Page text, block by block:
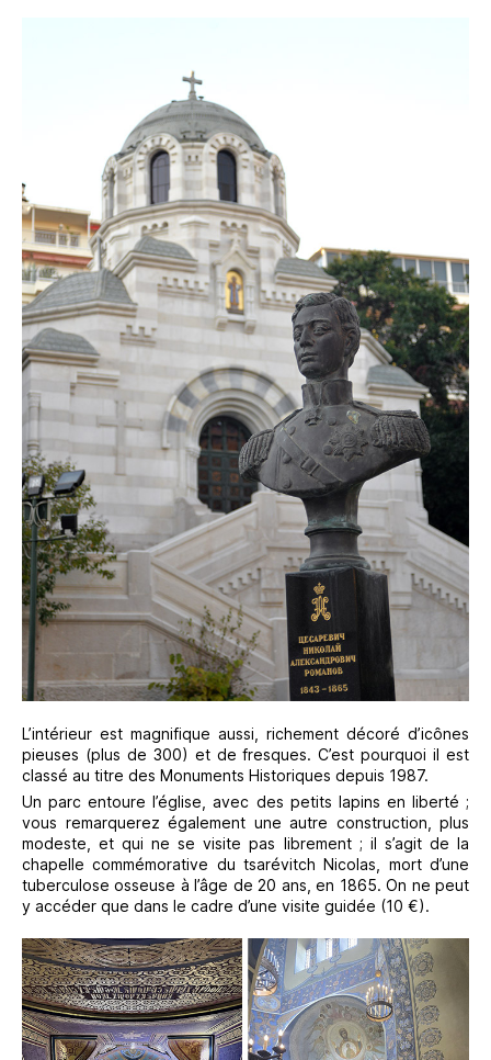
L’intérieur est magnifique aussi, richement décoré d’icônes
pieuses (plus de 300) et de fresques. C’est pourquoi il est
classé au titre des Monuments Historiques depuis 1987.
Un parc entoure l’église, avec des petits lapins en liberté ;
vous remarquerez également une autre construction, plus
modeste, et qui ne se visite pas librement ; il s’agit de la
chapelle commémorative du tsarévitch Nicolas, mort d’une
tuberculose osseuse à l’âge de 20 ans, en 1865. On ne peut
y accéder que dans le cadre d’une visite guidée (10 €).